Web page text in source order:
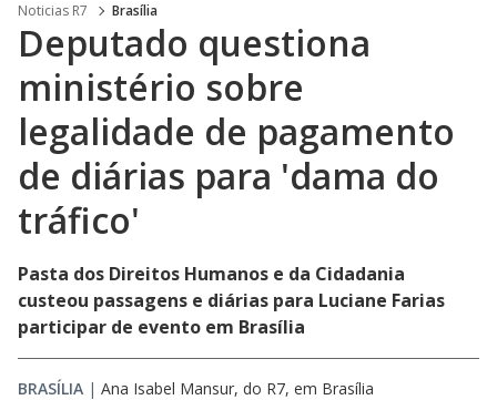
Noticias R7 Brasília
Deputado questiona
ministério sobre
legalidade de pagamento
de diárias para 'dama do
tráfico'
Pasta dos Direitos Humanos e da Cidadania
custeou passagens e diárias para Luciane Farias
participar de evento em Brasília
BRASÍLIA | Ana Isabel Mansur, do R7, em Brasília